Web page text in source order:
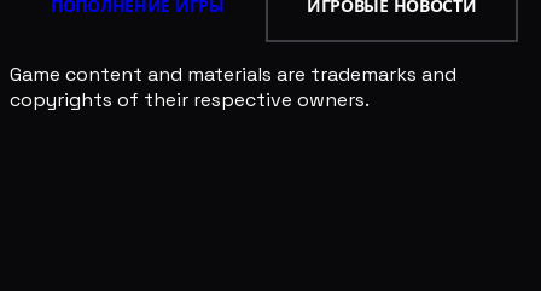
ПОПОЛНЕНИЕ ИГРЫ ИГРОВЫЕ НОВОСТИ
Game content and materials are trademarks and
copyrights of their respective owners.